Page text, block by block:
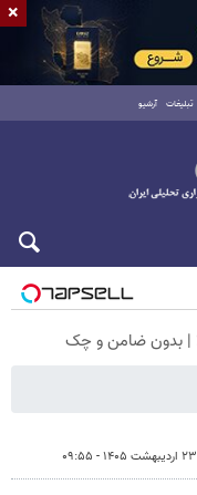
تبلیغات آرشیو
۲۳ اردیبهشت ۱۴۰۵ - ۰۹:۵۵
×